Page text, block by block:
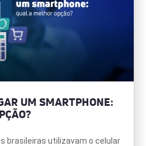
UM SMARTPHONE:
brasileiras utilizavam o celular